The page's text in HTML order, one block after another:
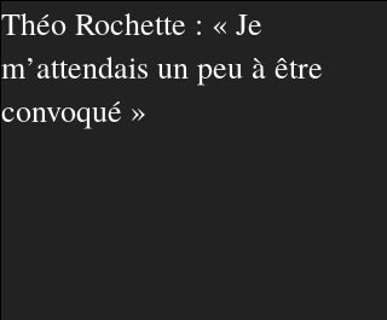
Théo Rochette : « Je
m’attendais un peu à être
convoqué »